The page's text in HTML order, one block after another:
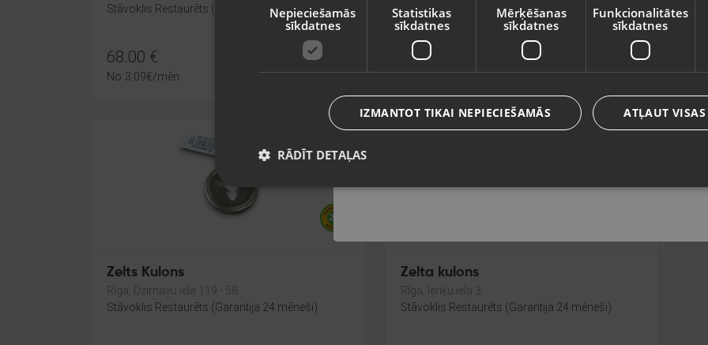
Stāvoklis Restaurēts (Garantija 24 mēneši)
68.00 €
No 3.09€/mēn.
Stāvoklis Restaurēts (Garantija 24 mēneši)
207.00
No 9.41€/mēn.
Zelts Kulons
Rīga, Dzirnavu iela 119 - 58
Stāvoklis Restaurēts (Garantija 24 mēneši)
Zelta kulons
Rīga, Ieriķu iela 3
Stāvoklis Restaurēts (Garantija 24 mēneši)
Valoda
Latviešu / Latvian
Nepieciešamās
sīkdatnes
Statistikas
sīkdatnes
Mērķēšanas
sīkdatnes
Funkcionalitātes
sīkdatnes
ATĻAUT
IZMANTOT TIKAI NEPIECIEŠAMĀS
RĀDĪT DETAĻAS